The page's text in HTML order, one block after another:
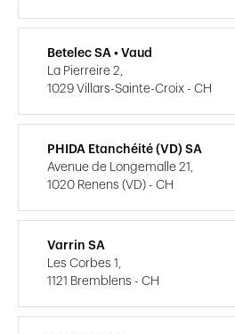
Betelec SA • Vaud
La Pierreire 2,
1029 Villars-Sainte-Croix - CH
PHIDA Etanchéité (VD) SA
Avenue de Longemalle 21,
1020 Renens (VD) - CH
Varrin SA
Les Corbes 1,
1121 Bremblens - CH